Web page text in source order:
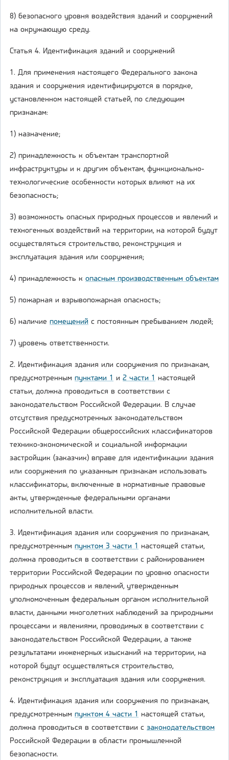
8) безопасного уровня воздействия зданий и сооружений
на окружающую среду.
Статья 4. Идентификация зданий и сооружений
1. Для применения настоящего Федерального закона
здания и сооружения идентифицируются в порядке,
установленном настоящей статьей, по следующим
признакам:
1) назначение;
2) принадлежность к объектам транспортной
инфраструктуры и к другим объектам, функционально-
технологические особенности которых влияют на их
безопасность;
3) возможность опасных природных процессов и явлений и
техногенных воздействий на территории, на которой будут
осуществляться строительство, реконструкция и
эксплуатация здания или сооружения;
4) принадлежность к опасным производственным объектам
5) пожарная и взрывопожарная опасность;
6) наличие помещений с постоянным пребыванием людей;
7) уровень ответственности.
2. Идентификация здания или сооружения по признакам,
предусмотренным пунктами 1 и 2 части 1 настоящей
статьи, должна проводиться в соответствии с
законодательством Российской Федерации. В случае
отсутствия предусмотренных законодательством
Российской Федерации общероссийских классификаторов
технико-экономической и социальной информации
застройщик (заказчик) вправе для идентификации здания
или сооружения по указанным признакам использовать
классификаторы, включенные в нормативные правовые
акты, утвержденные федеральными органами
исполнительной власти.
3. Идентификация здания или сооружения по признакам,
предусмотренным пунктом 3 части 1 настоящей статьи,
должна проводиться в соответствии с районированием
территории Российской Федерации по уровню опасности
природных процессов и явлений, утвержденным
уполномоченным федеральным органом исполнительной
власти, данными многолетних наблюдений за природными
процессами и явлениями, проводимых в соответствии с
законодательством Российской Федерации, а также
результатами инженерных изысканий на территории, на
которой будут осуществляться строительство,
реконструкция и эксплуатация здания или сооружения.
4. Идентификация здания или сооружения по признакам,
предусмотренным пунктом 4 части 1 настоящей статьи,
должна проводиться в соответствии с законодательством
Российской Федерации в области промышленной
безопасности.